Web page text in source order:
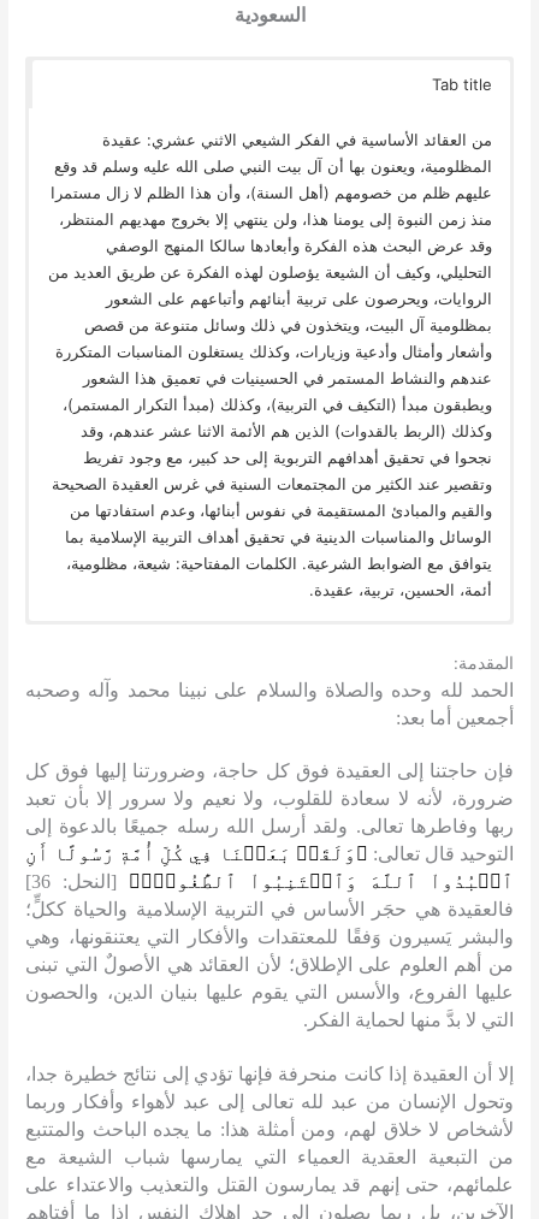
السعودية
Tab title
من العقائد الأساسية في الفكر الشيعي الاثني عشري: عقيدة
المظلومية، ويعنون بها أن آل بيت النبي صلى الله عليه وسلم قد وقع
عليهم ظلم من خصومهم (أهل السنة)، وأن هذا الظلم لا زال مستمرا
منذ زمن النبوة إلى يومنا هذا، ولن ينتهي إلا بخروج مهديهم المنتظر،
وقد عرض البحث هذه الفكرة وأبعادها سالكا المنهج الوصفي
التحليلي، وكيف أن الشيعة يؤصلون لهذه الفكرة عن طريق العديد من
الروايات، ويحرصون على تربية أبنائهم وأتباعهم على الشعور
بمظلومية آل البيت، ويتخذون في ذلك وسائل متنوعة من قصص
وأشعار وأمثال وأدعية وزيارات، وكذلك يستغلون المناسبات المتكررة
عندهم والنشاط المستمر في الحسينيات في تعميق هذا الشعور
ويطبقون مبدأ (التكيف في التربية)، وكذلك (مبدأ التكرار المستمر)،
وكذلك (الربط بالقدوات) الذين هم الأئمة الاثنا عشر عندهم، وقد
نجحوا في تحقيق أهدافهم التربوية إلى حد كبير، مع وجود تفريط
وتقصير عند الكثير من المجتمعات السنية في غرس العقيدة الصحيحة
والقيم والمبادئ المستقيمة في نفوس أبنائها، وعدم استفادتها من
الوسائل والمناسبات الدينية في تحقيق أهداف التربية الإسلامية بما
يتوافق مع الضوابط الشرعية. الكلمات المفتاحية: شيعة، مظلومية،
أئمة، الحسين، تربية، عقيدة.
المقدمة:
الحمد لله وحده والصلاة والسلام على نبينا محمد وآله وصحبه
أجمعين أما بعد:
فإن حاجتنا إلى العقيدة فوق كل حاجة، وضرورتنا إليها فوق كل
ضرورة، لأنه لا سعادة للقلوب، ولا نعيم ولا سرور إلا بأن تعبد
ربها وفاطرها تعالى. ولقد أرسل الله رسله جميعًا بالدعوة إلى
التوحيد قال تعالى: ﴿وَلَقَدۡ بَعَثۡنَا فِي كُلِّ أُمَّةٖ رَّسُولًا أَنِ
ٱعۡبُدُواْ ٱللَّهَ وَٱجۡتَنِبُواْ ٱلطَّٰغُوتَۖ﴾
[النحل: 36]
فالعقيدة هي حجَر الأساس في التربية الإسلامية والحياة ككلٍّ؛
والبشر يَسيرون وَفقًا للمعتقدات والأفكار التي يعتنقونها، وهي
من أهم العلوم على الإطلاق؛ لأن العقائد هي الأصولٌ التي تبنى
عليها الفروع، والأسس التي يقوم عليها بنيان الدين، والحصون
التي لا بدَّ منها لحماية الفكر .
إلا أن العقيدة إذا كانت منحرفة فإنها تؤدي إلى نتائج خطيرة جدا،
وتحول الإنسان من عبد لله تعالى إلى عبد لأهواء وأفكار وربما
لأشخاص لا خلاق لهم، ومن أمثلة هذا : ما يجده الباحث والمتتبع
من التبعية العقدية العمياء التي يمارسها شباب الشيعة مع
علمائهم، حتى إنهم قد يمارسون القتل والتعذيب والاعتداء على
الآخرين، بل ربما يصلون إلى حد إهلاك النفس إذا ما أفتاهم